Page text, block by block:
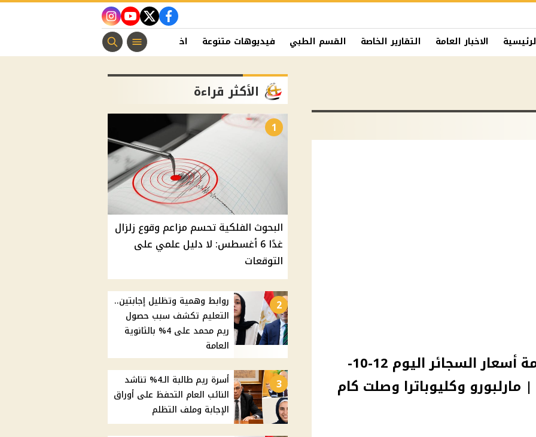
facebook
twitter
youtube
instagram
الاخبار العامة التقارير الخاصة القسم الطبي فيديوهات متنوعة اخبار الفن منوعات مسيحية
الشرقية للدخان تعلن قائمة أسعار السجائر اليوم 12-10-
| مارلبورو وكليوباترا وصلت كام
الأكثر قراءة
1
البحوث الفلكية تحسم مزاعم وقوع زلزال
غدًا 6 أغسطس: لا دليل علمي على
التوقعات
2
روابط وهمية وتظليل إجابتين..
التعليم تكشف سبب حصول
ريم محمد على 4% بالثانوية
العامة
3
أسرة ريم طالبة الـ4% تناشد
النائب العام التحفظ على أوراق
الإجابة وملف التظلم